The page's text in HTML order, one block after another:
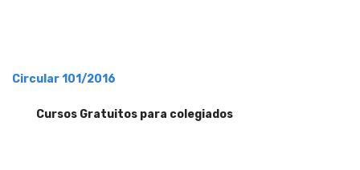
Circular 101/2016
Cursos Gratuitos para colegiados